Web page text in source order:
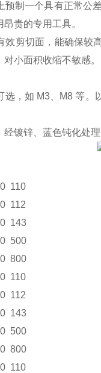
预制一个具有正常公
贵的专用工具。
效剪切面，能确保较
小面积收缩不敏感。
选，如 M3、M8 等
经镀锌、蓝色钝化处
110
112
143
500
800
110
112
143
500
800
110